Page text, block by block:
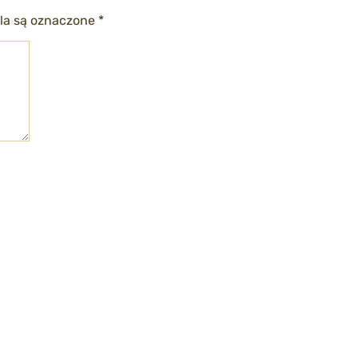
są oznaczone *